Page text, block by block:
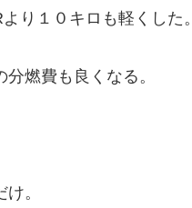
り１０キロも軽くした。
燃費も良くなる。
。